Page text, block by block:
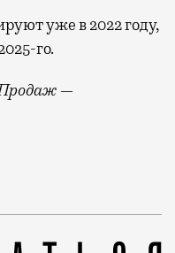
уже в 2022 году,
го.
—
вознамерился